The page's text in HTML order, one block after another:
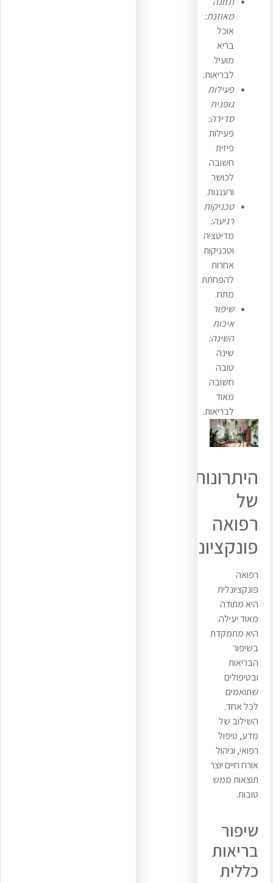
מאוזנת:
אוכל
בריא
מועיל
לבריאות.
פעילות
גופנית
סדירה:
פעילות
פיזית
חשובה
לכושר
ורעננות.
טכניקות
רגיעה:
מדיטציה
וטכניקות
אחרות
להפחתת
מתח.
שיפור
איכות
השינה:
שינה
טובה
חשובה
מאוד
לבריאות.
היתרונות
של
רפואה
פונקציונלית
רפואה
פונקציונלית
היא מתודה
מאוד יעילה.
היא מתמקדת
בשיפור
הבריאות
ובטיפולים
שתואמים
לכל אחד.
השילוב של
מדע, טיפול
רפואי, וניהול
אורח חיים יוצר
תוצאות ממש
טובות.
שיפור
בריאות
כללית